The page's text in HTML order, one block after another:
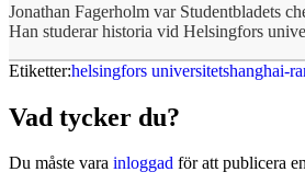
Jonathan Fagerholm var Studentbladets
Han studerar historia vid Helsingfors
Etiketter:helsingfors universitetshanghai-
Vad tycker du?
Du måste vara inloggad för att publicera